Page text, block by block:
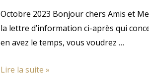
Octobre 2023 Bonjour chers Amis et
la lettre d’information ci-après qui
en avez le temps, vous voudrez …
OCTOBRE
Lire la suite »